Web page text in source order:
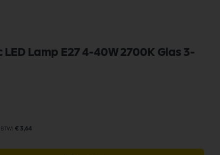
LED Lamp E27 4-40W 2700K Glas 3-
€ 3,64